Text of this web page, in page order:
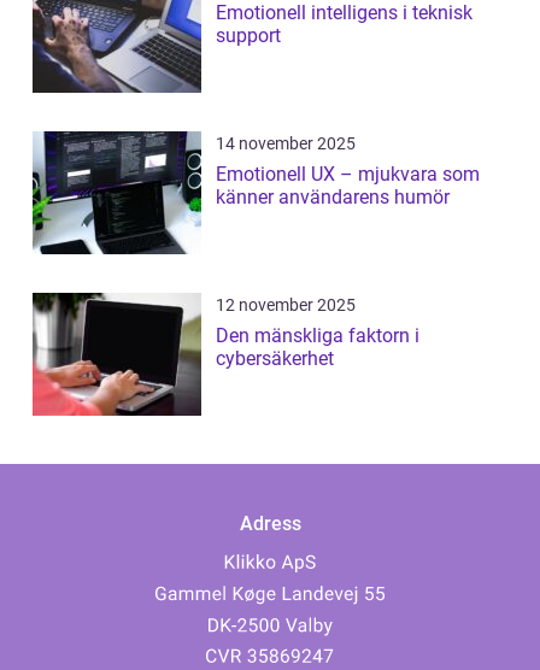
Emotionell intelligens i teknisk
support
14 november 2025
Emotionell UX – mjukvara som
känner användarens humör
12 november 2025
Den mänskliga faktorn i
cybersäkerhet
Adress